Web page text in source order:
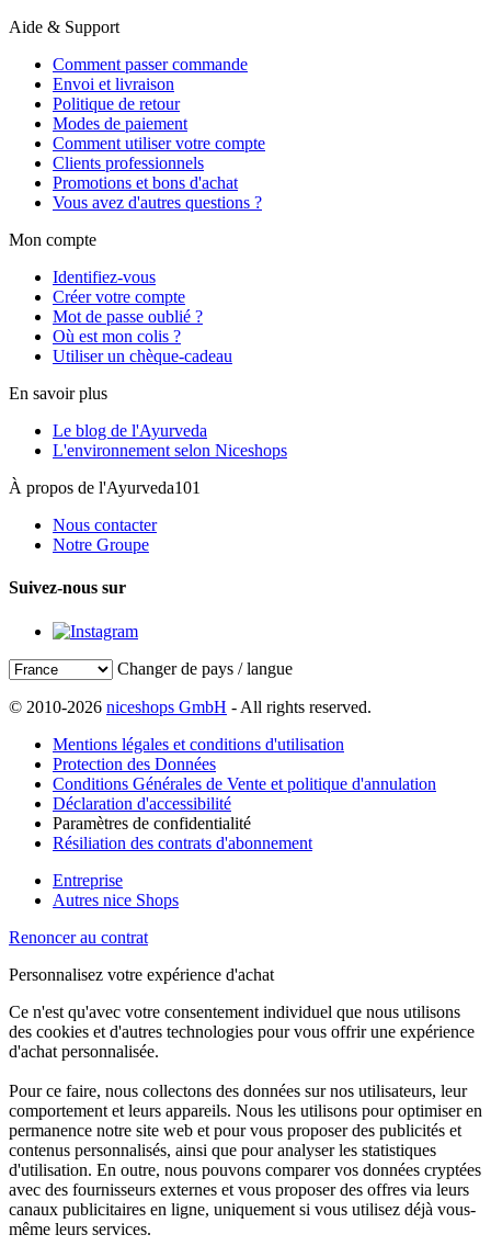
Aide & Support
Comment passer commande
Envoi et livraison
Politique de retour
Modes de paiement
Comment utiliser votre compte
Clients professionnels
Promotions et bons d'achat
Vous avez d'autres questions ?
Mon compte
Identifiez-vous
Créer votre compte
Mot de passe oublié ?
Où est mon colis ?
Utiliser un chèque-cadeau
En savoir plus
Le blog de l'Ayurveda
L'environnement selon Niceshops
À propos de l'Ayurveda101
Nous contacter
Notre Groupe
Suivez-nous sur
Changer de pays / langue
© 2010-2026 niceshops GmbH - All rights reserved.
Mentions légales et conditions d'utilisation
Protection des Données
Conditions Générales de Vente et politique d'annulation
Déclaration d'accessibilité
Paramètres de confidentialité
Résiliation des contrats d'abonnement
Entreprise
Autres nice Shops
Renoncer au contrat
Personnalisez votre expérience d'achat
Ce n'est qu'avec votre consentement individuel que nous utilisons
des cookies et d'autres technologies pour vous offrir une expérience
d'achat personnalisée.
Pour ce faire, nous collectons des données sur nos utilisateurs, leur
comportement et leurs appareils. Nous les utilisons pour optimiser en
permanence notre site web et pour vous proposer des publicités et
contenus personnalisés, ainsi que pour analyser les statistiques
d'utilisation. En outre, nous pouvons comparer vos données cryptées
avec des fournisseurs externes et vous proposer des offres via leurs
canaux publicitaires en ligne, uniquement si vous utilisez déjà vous-
même leurs services.